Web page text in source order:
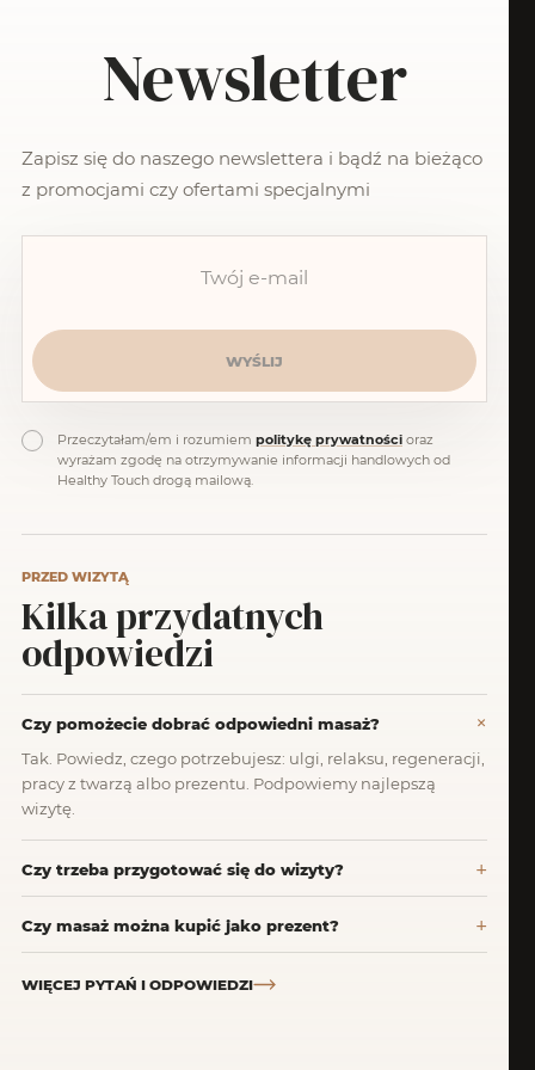
Newsletter
Zapisz się do naszego newslettera i bądź na bieżąco
z promocjami czy ofertami specjalnymi
Przeczytałam/em i rozumiem politykę prywatności oraz
wyrażam zgodę na otrzymywanie informacji handlowych od
Healthy Touch drogą mailową.
PRZED WIZYTĄ
Kilka przydatnych
odpowiedzi
Czy pomożecie dobrać odpowiedni masaż?
Tak. Powiedz, czego potrzebujesz: ulgi, relaksu, regeneracji,
pracy z twarzą albo prezentu. Podpowiemy najlepszą
wizytę.
Czy trzeba przygotować się do wizyty?
Czy masaż można kupić jako prezent?
WIĘCEJ PYTAŃ I ODPOWIEDZI